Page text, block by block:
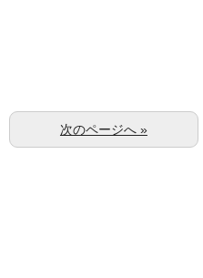
次のページへ »